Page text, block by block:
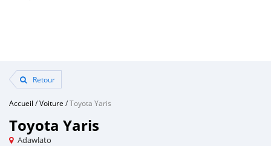
Retour
Accueil /Voiture /Toyota Yaris
Toyota Yaris
Adawlato